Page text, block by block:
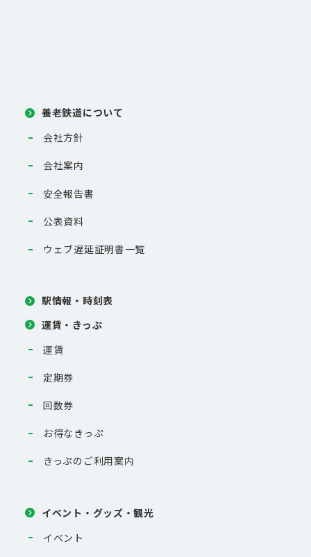
養老鉄道について
会社方針
会社案内
安全報告書
公表資料
ウェブ遅延証明書一覧
駅情報・時刻表
運賃・きっぷ
運賃
定期券
回数券
お得なきっぷ
きっぷのご利用案内
イベント・グッズ・観光
イベント